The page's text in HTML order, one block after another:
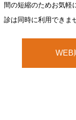
間の短縮のためお気軽
診は同時に利用できま
WEB